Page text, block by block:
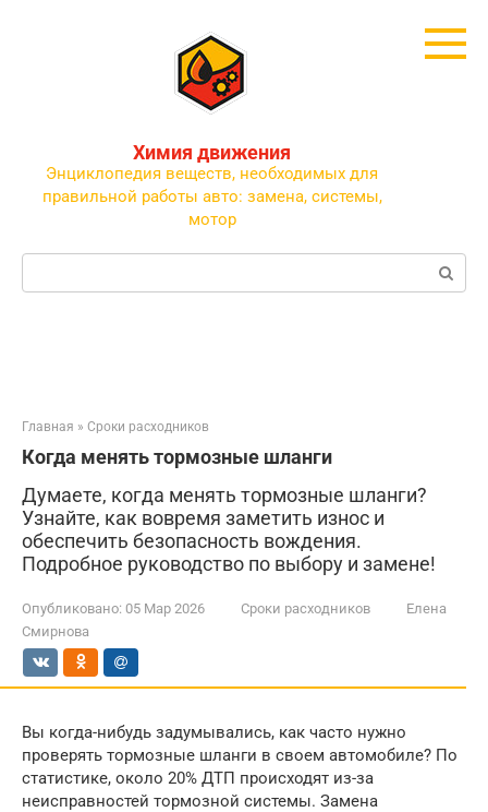
Химия движения
Энциклопедия веществ, необходимых для
правильной работы авто: замена, системы,
мотор
Поиск:
Главная » Сроки расходников
Когда менять тормозные шланги
Думаете, когда менять тормозные шланги?
Узнайте, как вовремя заметить износ и
обеспечить безопасность вождения.
Подробное руководство по выбору и замене!
Опубликовано: 05 Мар 2026 Сроки расходников
Елена
Смирнова
Вы когда-нибудь задумывались, как часто нужно
проверять тормозные шланги в своем автомобиле? По
статистике, около 20% ДТП происходят из-за
неисправностей тормозной системы. Замена